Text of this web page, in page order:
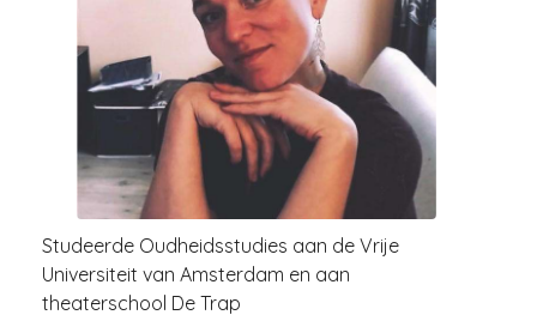
Studeerde Oudheidsstudies aan de Vrije
Universiteit van Amsterdam en aan
theaterschool De Trap